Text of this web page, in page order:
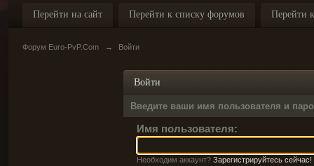
Перейти на сайт Перейти к списку форумов Перейти
Форум Euro-PvP.Com → Войти
Войти
Введите ваши имя пользователя и
Имя пользователя:
Необходим аккаунт? Зарегистрируйтесь сейчас!